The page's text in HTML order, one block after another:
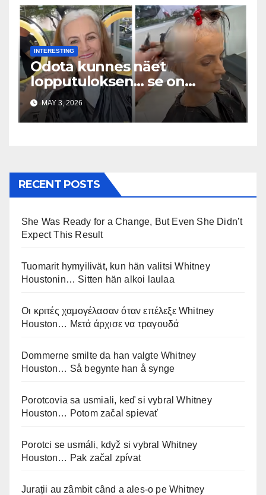
INTERESTING
Odota kunnes näet
lopputuloksen… se on
uskomaton
MAY 3, 2026
RECENT POSTS
She Was Ready for a Change, But Even She Didn’t
Expect This Result
Tuomarit hymyilivät, kun hän valitsi Whitney
Houstonin… Sitten hän alkoi laulaa
Οι κριτές χαμογέλασαν όταν επέλεξε Whitney
Houston… Μετά άρχισε να τραγουδά
Dommerne smilte da han valgte Whitney
Houston… Så begynte han å synge
Porotcovia sa usmiali, keď si vybral Whitney
Houston… Potom začal spievať
Porotci se usmáli, když si vybral Whitney
Houston… Pak začal zpívat
Jurații au zâmbit când a ales-o pe Whitney